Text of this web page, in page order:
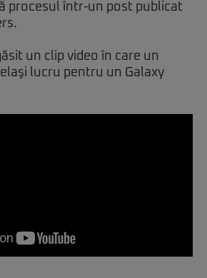
procesul într-un post publicat
un clip video în care un
lucru pentru un Galaxy